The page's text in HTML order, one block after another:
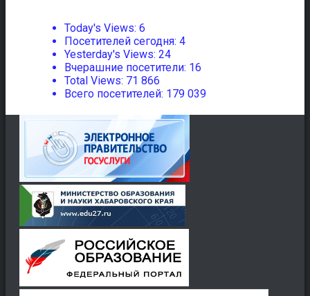
Today's Views: 6
Посетителей сегодня: 4
Yesterday's Views: 24
Вчерашние посетители: 16
Total Views: 71 866
Всего посетителей: 179 039